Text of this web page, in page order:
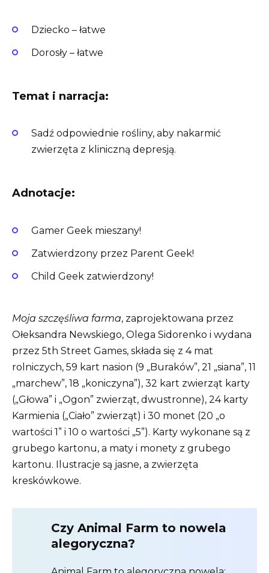
Dziecko – łatwe
Dorosły – łatwe
Temat i narracja:
Sadź odpowiednie rośliny, aby nakarmić
zwierzęta z kliniczną depresją.
Adnotacje:
Gamer Geek mieszany!
Zatwierdzony przez Parent Geek!
Child Geek zatwierdzony!
Moja szczęśliwa farma, zaprojektowana przez
Ołeksandra Newskiego, Olega Sidorenko i wydana
przez 5th Street Games, składa się z 4 mat
rolniczych, 59 kart nasion (9 „Buraków”, 21 „siana”, 11
„marchew”, 18 „koniczyna”), 32 kart zwierząt karty
(„Głowa” i „Ogon” zwierząt, dwustronne), 24 karty
Karmienia („Ciało” zwierząt) i 30 monet (20 „o
wartości 1” i 10 o wartości „5”). Karty wykonane są z
grubego kartonu, a maty i monety z grubego
kartonu. Ilustracje są jasne, a zwierzęta
kreskówkowe.
Czy Animal Farm to nowela
alegoryczna?